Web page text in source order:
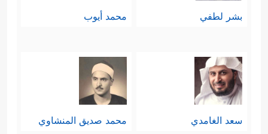
بشر لطفي محمد أيوب
سعد الغامدي محمد صديق المنشاوي